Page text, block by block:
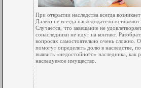
При открытии наследства всегда
Далеко не всегда наследодатели оставляют
Случается, что завещание не
сонаследники не идут на контакт.
вопросах самостоятельно очень сложно.
помогут определить долю в наследстве,
выявить «недостойного» наследника, как
наследуемое имущество.